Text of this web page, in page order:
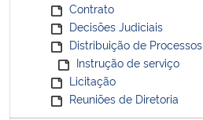
Contrato
Decisões Judiciais
Distribuição de Processos
Instrução de serviço
Licitação
Reuniões de Diretoria